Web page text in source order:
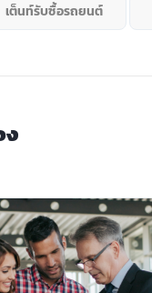
เต็นท์รับซื้อรถยนต์
ง